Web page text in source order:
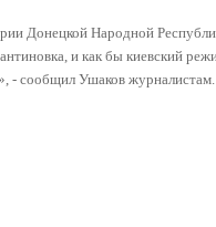
Донецкой Народной
и как бы киевский
- сообщил Ушаков журналистам.